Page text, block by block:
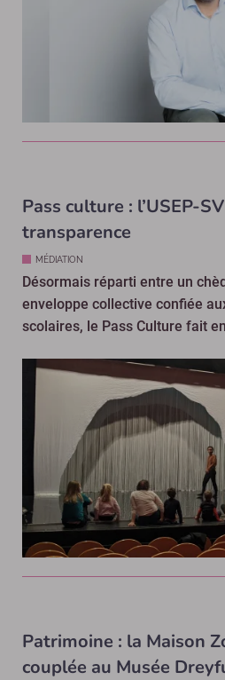
Pass culture : l’USEP-
transparence
MÉDIATION
Désormais réparti entre un
enveloppe collective confiée
scolaires, le Pass Culture fait
Patrimoine : la Maison
couplée au Musée